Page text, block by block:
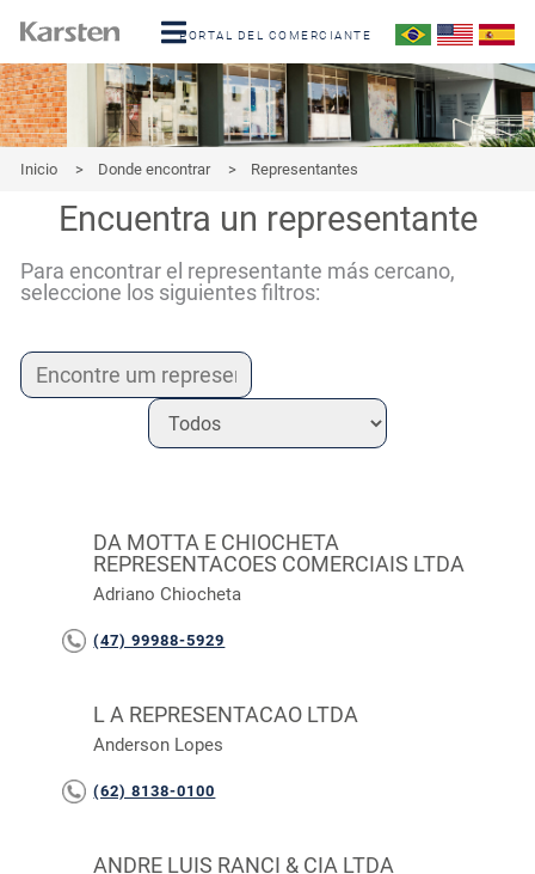
PORTAL DEL COMERCIANTE
Inicio > Donde encontrar > Representantes
Encuentra un representante
Para encontrar el representante más cercano,
seleccione los siguientes filtros:
DA MOTTA E CHIOCHETA
REPRESENTACOES COMERCIAIS LTDA
Adriano Chiocheta
(47) 99988-5929
L A REPRESENTACAO LTDA
Anderson Lopes
(62) 8138-0100
ANDRE LUIS RANCI & CIA LTDA